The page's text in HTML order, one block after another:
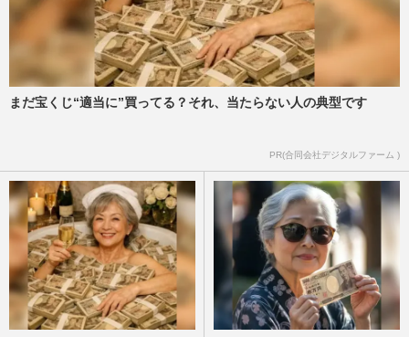
まだ宝くじ“適当に”買ってる？それ、当たらない人の典型です
PR(合同会社デジタルファーム )